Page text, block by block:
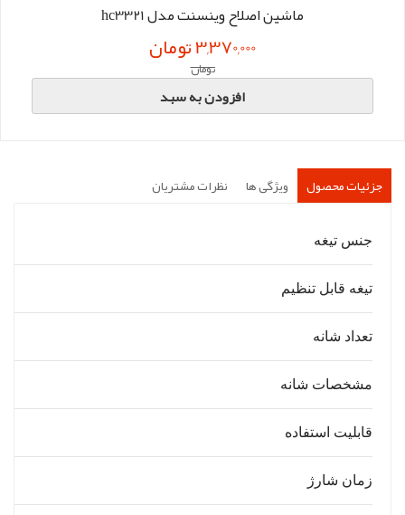
ماشین اصلاح وینسنت مدل hc3321
3,370,000 تومان
تومان
افزودن به سبد
جزئیات محصول ویژگی ها نظرات مشتریان
جنس تیغه
تیغه قابل تنظیم
تعداد شانه
مشخصات شانه
قابلیت استفاده
زمان شارژ